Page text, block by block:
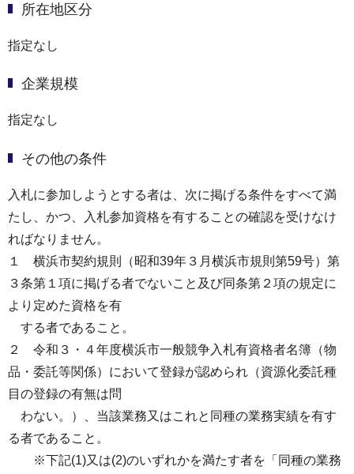
所在地区分
指定なし
企業規模
指定なし
その他の条件
入札に参加しようとする者は、次に掲げる条件をすべて満
たし、かつ、入札参加資格を有することの確認を受けなけ
ればなりません。
１ 横浜市契約規則（昭和39年３月横浜市規則第59号）第
３条第１項に掲げる者でないこと及び同条第２項の規定に
より定めた資格を有
する者であること。
２ 令和３・４年度横浜市一般競争入札有資格者名簿（物
品・委託等関係）において登録が認められ（資源化委託種
目の登録の有無は問
わない。）、当該業務又はこれと同種の業務実績を有す
る者であること。
※下記(1)又は(2)のいずれかを満たす者を「同種の業務